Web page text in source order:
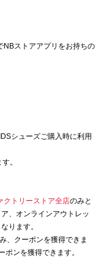
NBストアアプリをお持ちの
シューズご購入時に利用
。
クトリーストア全店のみと
、オンラインアウトレッ
ります。
、クーポンを獲得できま
ンを獲得できます。